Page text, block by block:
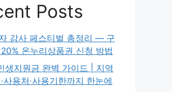
Posts
감사 페스티벌 총정리 — 구
온누리상품권 신청 방법
생지원금 완벽 가이드 | 지역
사용처·사용기한까지 한눈에